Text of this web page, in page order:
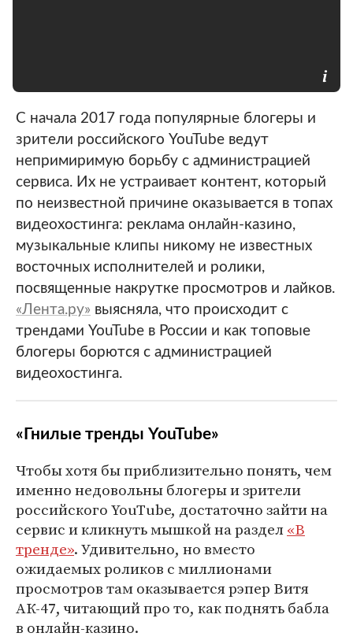
С начала 2017 года популярные блогеры и
зрители российского YouTube ведут
непримиримую борьбу с администрацией
сервиса. Их не устраивает контент, который
по неизвестной причине оказывается в топах
видеохостинга: реклама онлайн-казино,
музыкальные клипы никому не известных
восточных исполнителей и ролики,
посвященные накрутке просмотров и лайков.
«Лента.ру» выясняла, что происходит с
трендами YouTube в России и как топовые
блогеры борются с администрацией
видеохостинга.
«Гнилые тренды YouTube»
Чтобы хотя бы приблизительно понять, чем
именно недовольны блогеры и зрители
российского YouTube, достаточно зайти на
сервис и кликнуть мышкой на раздел«В
тренде». Удивительно, но вместо
ожидаемых роликов с миллионами
просмотров там оказывается рэпер Витя
АК-47, читающий про то, как поднять бабла
в онлайн-казино.